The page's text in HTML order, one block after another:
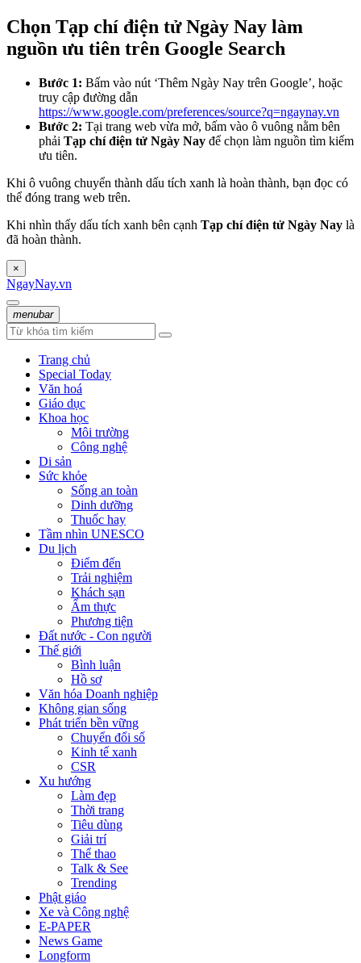
Chọn Tạp chí điện tử Ngày Nay làm
nguồn ưu tiên trên Google Search
Bước 1: Bấm vào nút ‘Thêm Ngày Nay trên Google’, hoặc
truy cập đường dẫn
https://www.google.com/preferences/source?q=ngaynay.vn
Bước 2: Tại trang web vừa mở, bấm vào ô vuông nằm bên
phải Tạp chí điện tử Ngày Nay để chọn làm nguồn tìm kiếm
ưu tiên.
Khi ô vuông chuyển thành dấu tích xanh là hoàn thành, bạn đọc có
thể đóng trang web trên.
Khi nhìn thấy dấu tích xanh bên cạnh Tạp chí điện tử Ngày Nay là
đã hoàn thành.
×
NgayNay.vn
menubar
Trang chủ
Special Today
Văn hoá
Giáo dục
Khoa học
Môi trường
Công nghệ
Di sản
Sức khỏe
Sống an toàn
Dinh dưỡng
Thuốc hay
Tầm nhìn UNESCO
Du lịch
Điểm đến
Trải nghiệm
Khách sạn
Ẩm thực
Phương tiện
Đất nước - Con người
Thế giới
Bình luận
Hồ sơ
Văn hóa Doanh nghiệp
Không gian sống
Phát triển bền vững
Chuyển đổi số
Kinh tế xanh
CSR
Xu hướng
Làm đẹp
Thời trang
Tiêu dùng
Giải trí
Thể thao
Talk & See
Trending
Phật giáo
Xe và Công nghệ
E-PAPER
News Game
Longform